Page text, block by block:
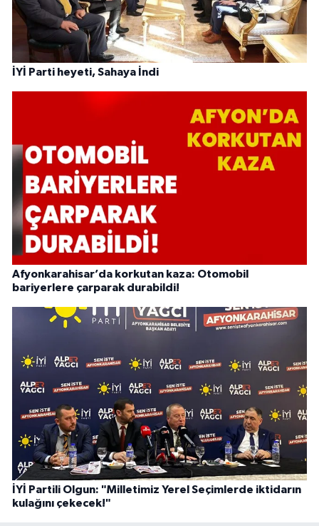
İYİ Parti heyeti, Sahaya İndi
Afyonkarahisar’da korkutan kaza: Otomobil
bariyerlere çarparak durabildi!
İYİ Partili Olgun: "Milletimiz Yerel Seçimlerde iktidarın
kulağını çekecek!"